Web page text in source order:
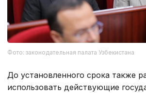
Фото: законодательная палата Узбекистана
До установленного срока также
использовать действующие